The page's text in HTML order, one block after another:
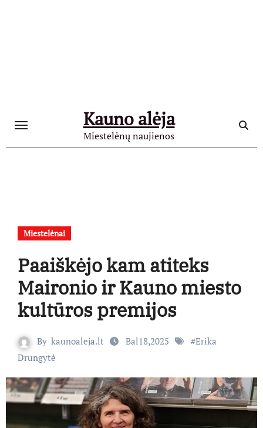
Kauno alėja
Miestelėnų naujienos
Miestelėnai
Paaiškėjo kam atiteks
Maironio ir Kauno miesto
kultūros premijos
By kaunoaleja.lt Bal18,2025 #Erika
Drungytė